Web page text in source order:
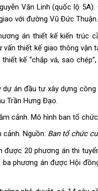
Văn Linh (quốc lộ
với đường Vũ Đức Thuận.
án thiết kế kiến trúc
thiết kế giao thông vận
kế “chắp vá, sao
dự án đầu tư xây dựng
Trần Hưng Đạo.
Nguồn: Ban tổ chức
20 phương án thi
phương án được Hội